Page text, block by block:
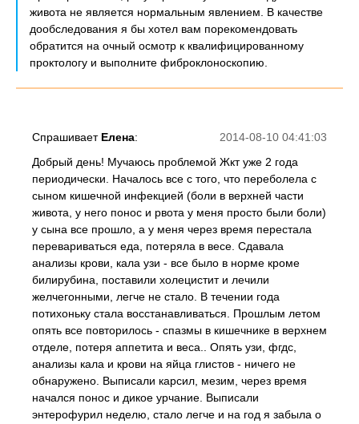
живота не является нормальным явлением. В качестве
дообследования я бы хотел вам порекомендовать
обратится на очный осмотр к квалифицированному
проктологу и выполните фиброклоноскопию.
2014-08-10 04:41:03
Спрашивает Елена:
Добрый день! Мучаюсь проблемой Жкт уже 2 года
периодически. Началось все с того, что переболела с
сыном кишечной инфекцией (боли в верхней части
живота, у него понос и рвота у меня просто были боли)
у сына все прошло, а у меня через время перестала
перевариваться еда, потеряла в весе. Сдавала
анализы крови, кала узи - все было в норме кроме
билирубина, поставили холецистит и лечили
желчегонными, легче не стало. В течении года
потихоньку стала восстанавливаться. Прошлым летом
опять все повторилось - спазмы в кишечнике в верхнем
отделе, потеря аппетита и веса.. Опять узи, фгдс,
анализы кала и крови на яйца глистов - ничего не
обнаружено. Выписали карсил, мезим, через время
начался понос и дикое урчание. Выписали
энтерофурил неделю, стало легче и на год я забыла о